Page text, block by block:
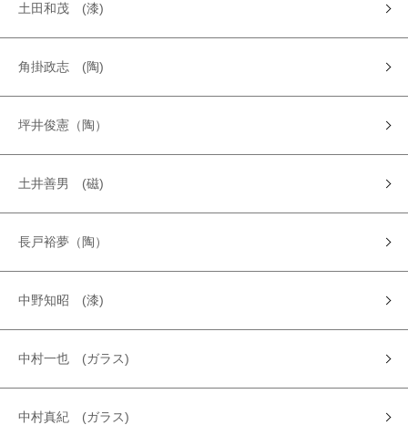
土田和茂 (漆)
角掛政志 (陶)
坪井俊憲（陶）
土井善男 (磁)
長戸裕夢（陶）
中野知昭 (漆)
中村一也 (ガラス)
中村真紀 (ガラス)